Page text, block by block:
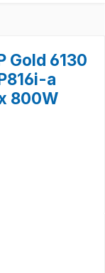
Gold 6130
a
800W